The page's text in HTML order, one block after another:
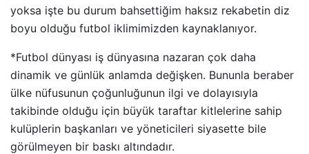
yoksa işte bu durum bahsettiğim haksız rekabetin diz
boyu olduğu futbol iklimimizden kaynaklanıyor.
*Futbol dünyası iş dünyasına nazaran çok daha
dinamik ve günlük anlamda değişken. Bununla beraber
ülke nüfusunun çoğunluğunun ilgi ve dolayısıyla
takibinde olduğu için büyük taraftar kitlelerine sahip
kulüplerin başkanları ve yöneticileri siyasette bile
görülmeyen bir baskı altındadır.